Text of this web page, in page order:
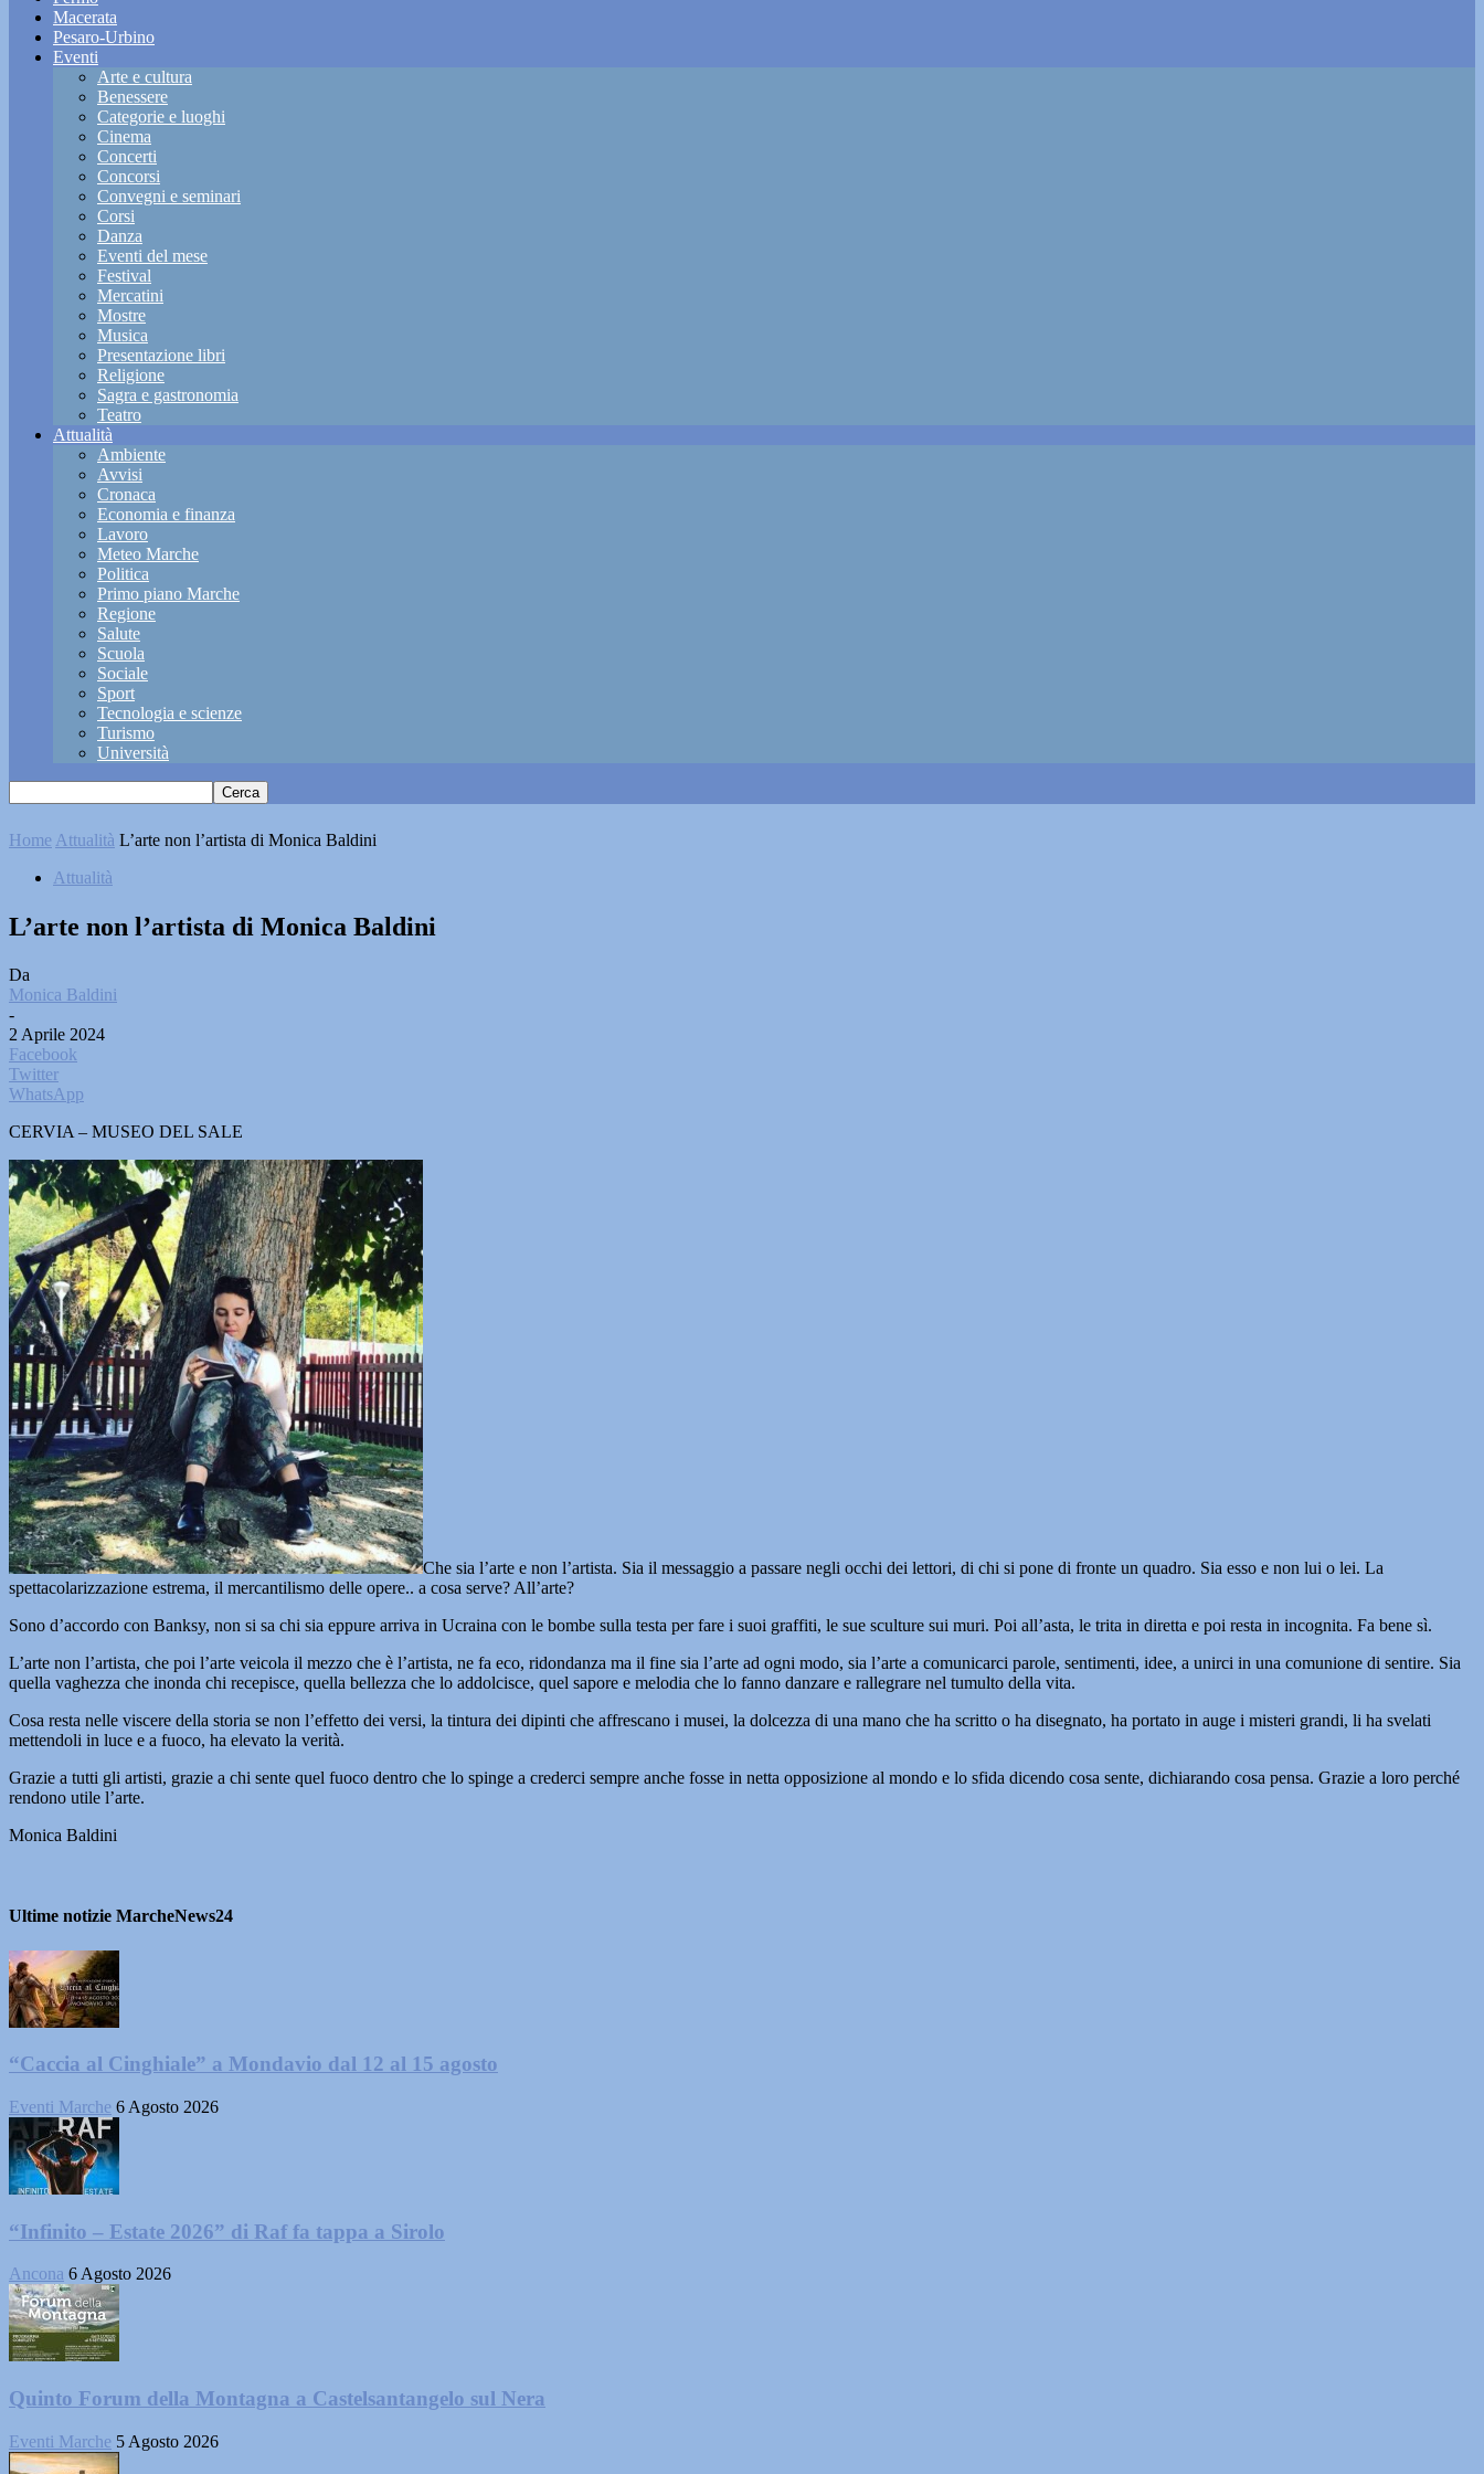
Macerata
Pesaro-Urbino
Eventi
Arte e cultura
Benessere
Categorie e luoghi
Cinema
Concerti
Concorsi
Convegni e seminari
Corsi
Danza
Eventi del mese
Festival
Mercatini
Mostre
Musica
Presentazione libri
Religione
Sagra e gastronomia
Teatro
Attualità
Ambiente
Avvisi
Cronaca
Economia e finanza
Lavoro
Meteo Marche
Politica
Primo piano Marche
Regione
Salute
Scuola
Sociale
Sport
Tecnologia e scienze
Turismo
Università
Home Attualità L’arte non l’artista di Monica Baldini
Attualità
L’arte non l’artista di Monica Baldini
Da
Monica Baldini
-
2 Aprile 2024
Facebook
Twitter
WhatsApp
CERVIA – MUSEO DEL SALE
Che sia l’arte e non l’artista. Sia il messaggio a passare negli occhi dei lettori, di chi si pone di fronte un quadro. Sia esso e non lui o lei. La
spettacolarizzazione estrema, il mercantilismo delle opere.. a cosa serve? All’arte?
Sono d’accordo con Banksy, non si sa chi sia eppure arriva in Ucraina con le bombe sulla testa per fare i suoi graffiti, le sue sculture sui muri. Poi all’asta, le trita in diretta e poi resta in incognita. Fa bene sì.
L’arte non l’artista, che poi l’arte veicola il mezzo che è l’artista, ne fa eco, ridondanza ma il fine sia l’arte ad ogni modo, sia l’arte a comunicarci parole, sentimenti, idee, a unirci in una comunione di sentire. Sia
quella vaghezza che inonda chi recepisce, quella bellezza che lo addolcisce, quel sapore e melodia che lo fanno danzare e rallegrare nel tumulto della vita.
Cosa resta nelle viscere della storia se non l’effetto dei versi, la tintura dei dipinti che affrescano i musei, la dolcezza di una mano che ha scritto o ha disegnato, ha portato in auge i misteri grandi, li ha svelati
mettendoli in luce e a fuoco, ha elevato la verità.
Grazie a tutti gli artisti, grazie a chi sente quel fuoco dentro che lo spinge a crederci sempre anche fosse in netta opposizione al mondo e lo sfida dicendo cosa sente, dichiarando cosa pensa. Grazie a loro perché
rendono utile l’arte.
Monica Baldini
Ultime notizie MarcheNews24
“Caccia al Cinghiale” a Mondavio dal 12 al 15 agosto
Eventi Marche 6 Agosto 2026
“Infinito – Estate 2026” di Raf fa tappa a Sirolo
Ancona 6 Agosto 2026
Quinto Forum della Montagna a Castelsantangelo sul Nera
Eventi Marche 5 Agosto 2026